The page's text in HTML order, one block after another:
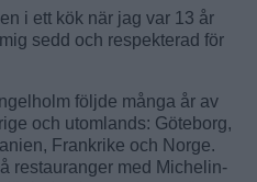
i ett kök när jag var 13 år
sedd och respekterad för
följde många år av
och utomlands: Göteborg,
Frankrike och Norge.
restauranger med Michelin-